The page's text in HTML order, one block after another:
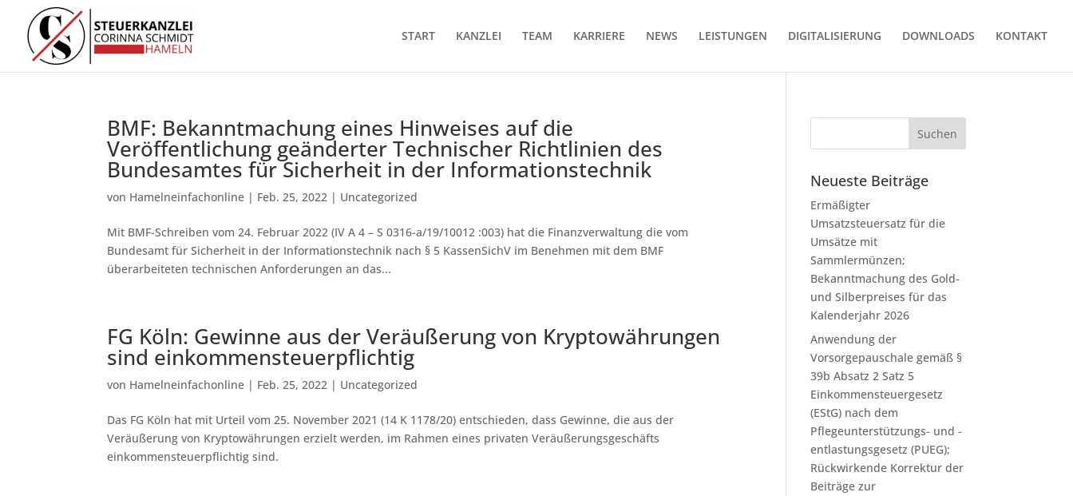
START KANZLEI TEAM KARRIERE NEWS LEISTUNGEN DIGITALISIERUNG DOWNLOADS KONTAKT
BMF: Bekanntmachung eines Hinweises auf die
Veröffentlichung geänderter Technischer Richtlinien des
Bundesamtes für Sicherheit in der Informationstechnik
von Hamelneinfachonline | Feb. 25, 2022 | Uncategorized
Mit BMF-Schreiben vom 24. Februar 2022 (IV A 4 – S 0316-a/19/10012 :003) hat die Finanzverwaltung die vom
Bundesamt für Sicherheit in der Informationstechnik nach § 5 KassenSichV im Benehmen mit dem BMF
überarbeiteten technischen Anforderungen an das...
FG Köln: Gewinne aus der Veräußerung von Kryptowährungen
sind einkommensteuerpflichtig
von Hamelneinfachonline | Feb. 25, 2022 | Uncategorized
Das FG Köln hat mit Urteil vom 25. November 2021 (14 K 1178/20) entschieden, dass Gewinne, die aus der
Veräußerung von Kryptowährungen erzielt werden, im Rahmen eines privaten Veräußerungsgeschäfts
einkommensteuerpflichtig sind.
Neueste Beiträge
Ermäßigter
Umsatzsteuersatz für die
Umsätze mit
Sammlermünzen;
Bekanntmachung des Gold-
und Silberpreises für das
Kalenderjahr 2026
Anwendung der
Vorsorgepauschale gemäß §
39b Absatz 2 Satz 5
Einkommensteuergesetz
(EStG) nach dem
Pflegeunterstützungs- und -
entlastungsgesetz (PUEG);
Rückwirkende Korrektur der
Beiträge zur